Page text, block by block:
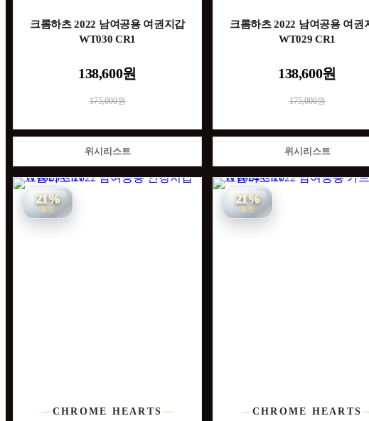
크롬하츠 2022 남여공용 여권지갑
WT030 CR1
138,600원
175,000원
위시리스트
크롬하츠 2022 남여공용 여권
WT029 CR1
138,600원
175,000원
위시리스트
21%
할인
CHROME HEARTS
21%
할인
CHROME HEARTS